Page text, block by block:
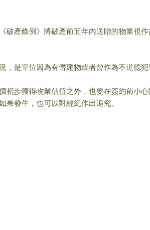
產條例》將破產前五年內送贈的物業視
是單位因為有僭建物或者曾作為不道德犯
步獲得物業估值之外，也要在簽約前小心
果發生，也可以對經紀作出追究。